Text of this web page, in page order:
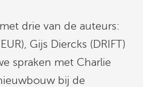
drie van de auteurs:
Gijs Diercks (DRIFT)
spraken met Charlie
bij de